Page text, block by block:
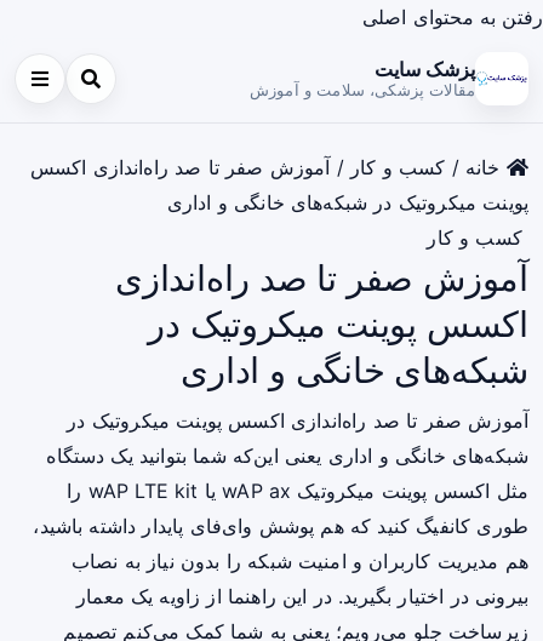
رفتن به محتوای اصلی
پزشک سایت
مقالات پزشکی، سلامت و آموزش
خانه / کسب و کار / آموزش صفر تا صد راه‌اندازی اکسس
پوینت میکروتیک در شبکه‌های خانگی و اداری
کسب و کار
آموزش صفر تا صد راه‌اندازی
اکسس پوینت میکروتیک در
شبکه‌های خانگی و اداری
آموزش صفر تا صد راه‌اندازی اکسس پوینت میکروتیک در
شبکه‌های خانگی و اداری یعنی این‌که شما بتوانید یک دستگاه
مثل اکسس پوینت میکروتیک wAP ax یا wAP LTE kit را
طوری کانفیگ کنید که هم پوشش وای‌فای پایدار داشته باشید،
هم مدیریت کاربران و امنیت شبکه را بدون نیاز به نصاب
بیرونی در اختیار بگیرید. در این راهنما از زاویه یک معمار
زیرساخت جلو می‌رویم؛ یعنی به شما کمک می‌کنم تصمیم